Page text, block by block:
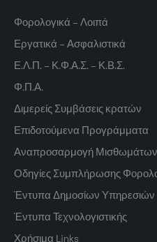
Φορολογικά – Λοιπά
Εργατικά – Ασφαλιστικά
Ε.Λ.Π. – Κ.Φ.Α.Σ. – Κ.Β.Σ.
Φ.Π.Α.
Διμερείς Συμβάσεις κρατών
Επιδοτούμενα Προγράμματα
Αναπροσαρμογή Μισθωμάτων
Οδηγίες Συμπλήρωσης
Έντυπα Δημοσίων Υπηρεσιών
Έντυπα Τεχνολογιστικής
Χρήσιμα Links